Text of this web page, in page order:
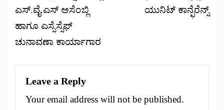
ಎಸ್.ವೈ.ಎಸ್ ಅಸೆಂಬ್ಲಿ
ಹಾಗೂ ಎಸ್ಸೆಸ್ಸೆಫ್
ಚುನಾವಣಾ ಕಾರ್ಯಾಗಾರ
ಯುನಿಟ್ ಕಾನ್ಫೆರೆನ್ಸ್
Leave a Reply
Your email address will not be published.